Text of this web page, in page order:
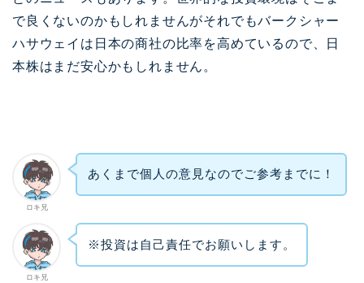
で良くないのかもしれませんがそれでもバークシャー
ハサウェイは日本の商社の比率を高めているので、日
本株はまだ安心かもしれません。
ロキ兄
あくまで個人の意見なのでご参考までに！
ロキ兄
※投資は自己責任でお願いします。